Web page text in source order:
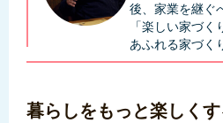
後、家業を継ぐ
「楽しい家づ
あふれる家づく
暮らしをもっと楽しく